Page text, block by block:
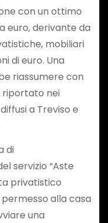
con un ottimo
euro, derivante da
mobiliari
di euro. Una
riassumere con
riportato nei
a Treviso e
di
servizio “Aste
privatistico
alla casa
una